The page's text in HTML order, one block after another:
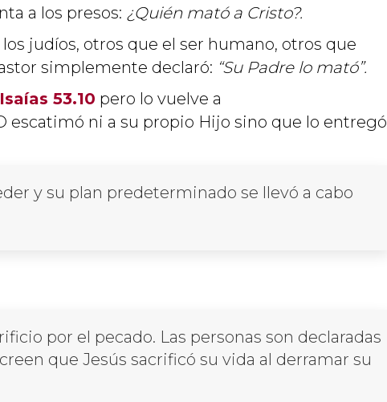
a los presos: ¿Quién mató a Cristo?.
judíos, otros que el ser humano, otros que
simplemente declaró: “Su Padre lo mató”.
Isaías 53.10 pero lo vuelve a
escatimó ni a su propio Hijo sino que lo entregó
y su plan predeterminado se llevó a cabo
por el pecado. Las personas son declaradas
que Jesús sacrificó su vida al derramar su